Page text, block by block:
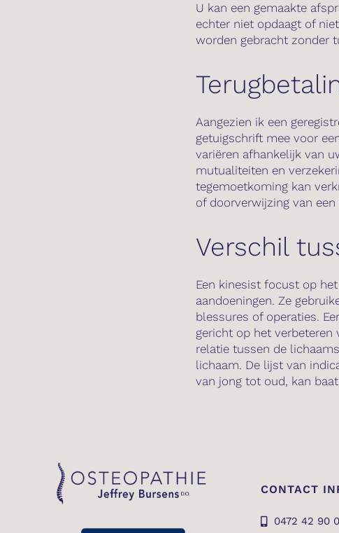
U kan een gemaakte
echter niet opdaagt of
worden gebracht zonder
Aangezien ik een
getuigschrift mee voor
variëren afhankelijk van
mutualiteiten en
tegemoetkoming kan
of doorverwijzing van een
Verschil
Een kinesist focust op
aandoeningen. Ze
blessures of operaties.
gericht op het
relatie tussen de
lichaam. De lijst van
van jong tot oud, kan
CONTACT
0472 42 90